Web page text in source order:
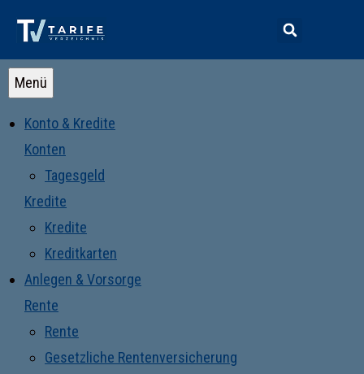
Menü
Konto & Kredite
Konten
Tagesgeld
Kredite
Kredite
Kreditkarten
Anlegen & Vorsorge
Rente
Rente
Gesetzliche Rentenversicherung